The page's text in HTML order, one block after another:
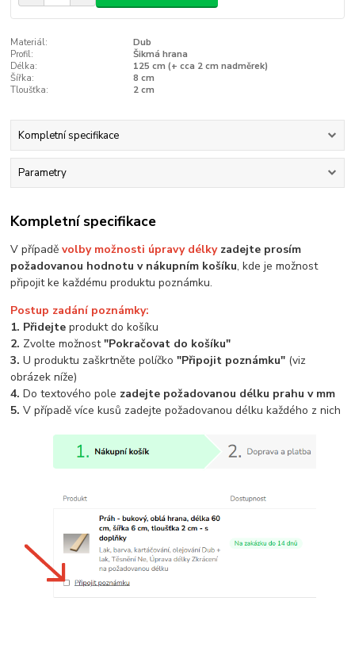
Materiál:
Dub
Profil:
Šikmá hrana
Délka:
125 cm (+ cca 2 cm nadměrek)
Šířka:
8 cm
Tloušťka:
2 cm
Kompletní specifikace
Parametry
Kompletní specifikace
V případěvolby možnosti úpravy délkyzadejte prosím
požadovanou hodnotu v nákupním košíku, kde je možnost
připojit ke každému produktu poznámku.
Postup zadání poznámky:
1. Přidejte produkt do košíku
2. Zvolte možnost"Pokračovat do košíku"
3.U produktu zaškrtněte políčko"Připojit poznámku" (viz
obrázek níže)
4.Do textového pole zadejte požadovanou délku prahu v mm
5.V případě více kusů zadejte požadovanou délku každého z nich